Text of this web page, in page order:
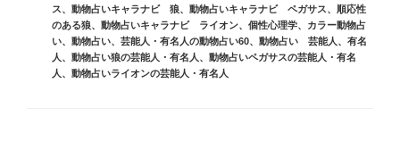
テ
ゴ
リ
ー
ス、 動物占いキャラナビ 狼、 動物占いキャラナビ ペガサス、
順応性
のある狼、 動物占いキャラナビ ライオン、 個性心理学、
カラー動物占
い、 動物占い、 芸能人・有名人の動物占い60、 動物占い 芸能人、有名
人 、 動物占い狼の芸能人・有名人 、 動物占いペガサスの芸能人・有名
人 、 動物占いライオンの芸能人・有名人